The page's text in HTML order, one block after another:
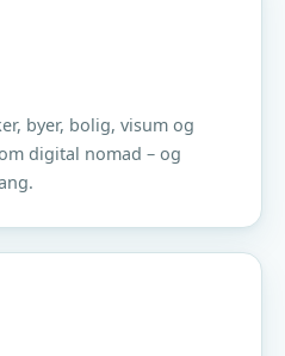
byer, bolig, visum og
digital nomad – og